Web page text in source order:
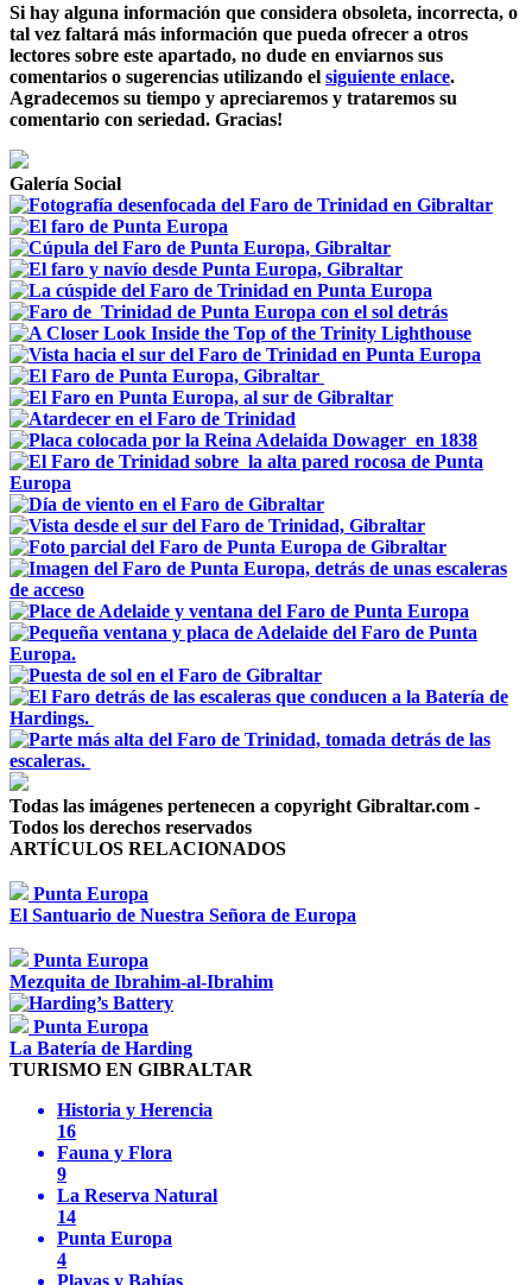
Si hay alguna información que considera obsoleta, incorrecta, o
tal vez faltará más información que pueda ofrecer a otros
lectores sobre este apartado, no dude en enviarnos sus
comentarios o sugerencias utilizando el siguiente enlace.
Agradecemos su tiempo y apreciaremos y trataremos su
comentario con seriedad. Gracias!
Galería Social
Todas las imágenes pertenecen a copyright Gibraltar.com -
Todos los derechos reservados
ARTÍCULOS RELACIONADOS
Punta Europa
El Santuario de Nuestra Señora de Europa
Punta Europa
Mezquita de Ibrahim-al-Ibrahim
Punta Europa
La Batería de Harding
TURISMO EN GIBRALTAR
Historia y Herencia
16
Fauna y Flora
9
La Reserva Natural
14
Punta Europa
4
Playas y Bahías